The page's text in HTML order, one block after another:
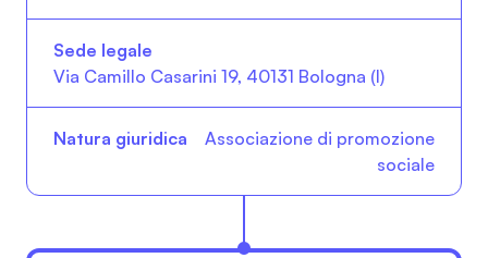
Via Camillo Casarini 19, 40131 Bologna (I)
Associazione di promozione
sociale